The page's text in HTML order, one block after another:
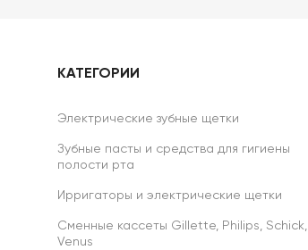
КАТЕГОРИИ
Электрические зубные щетки
Зубные пасты и средства для гигиены
полости рта
Ирригаторы и электрические щетки
Сменные кассеты Gillette, Philips, Schick,
Venus